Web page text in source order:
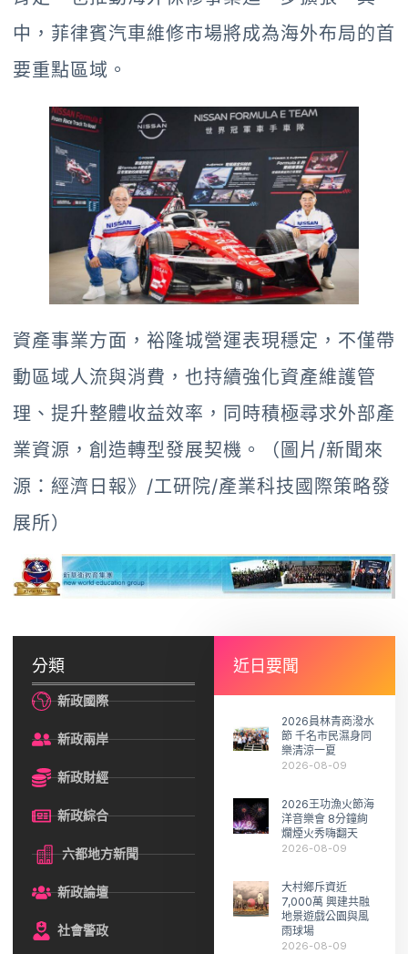
中，菲律賓汽車維修市場將成為海外布局的首
要重點區域。
資產事業方面，裕隆城營運表現穩定，不僅帶
動區域人流與消費，也持續強化資產維護管
理、提升整體收益效率，同時積極尋求外部產
業資源，創造轉型發展契機。（圖片/新聞來
源：經濟日報》/工研院/產業科技國際策略發
展所）
分類
新政國際
新政兩岸
新政財經
新政綜合
六都地方新聞
新政論壇
社會警政
近日要聞
2026員林青商潑水
節 千名市民濕身同
樂清涼一夏
2026-08-09
2026王功漁火節海
洋音樂會 8分鐘絢
爛煙火秀嗨翻天
2026-08-09
大村鄉斥資近
7,000萬 興建共融
地景遊戲公園與風
雨球場
2026-08-09